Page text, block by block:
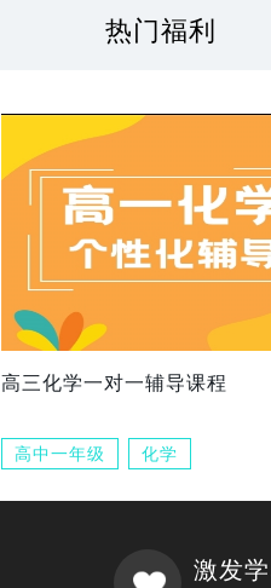
热门福利
高三化学一对一辅导课程
高中一年级 化学
激发